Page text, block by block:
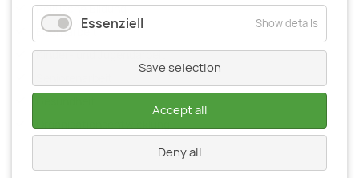
Politische Bildung
Elternarbeit
Kinder- und Jugendarbeit
Organisationsentwiсklung
Essenziell Show details
Save selection
Accept all
Deny all